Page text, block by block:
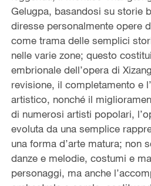
Gelugpa, basandosi su storie
diresse personalmente opere
come trama delle semplici
nelle varie zone; questo
embrionale dell’opera di
revisione, il completamento e
artistico, nonché il
di numerosi artisti popolari,
evoluta da una semplice
una forma d’arte matura; non
danze e melodie, costumi e
personaggi, ma anche